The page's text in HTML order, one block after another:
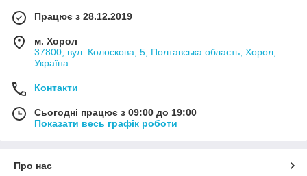
Працює з 28.12.2019
м. Хорол
37800, вул. Колоскова, 5, Полтавська область, Хорол,
Україна
Контакти
Сьогодні працює з 09:00 до 19:00
Показати весь графік роботи
Про нас